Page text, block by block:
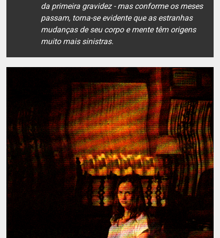
da primeira gravidez - mas conforme os meses
passam, torna-se evidente que as estranhas
mudanças de seu corpo e mente têm origens
muito mais sinistras.